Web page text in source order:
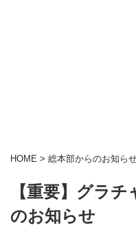
HOME > 総本部からのお知ら
【重要】グラ
のお知らせ